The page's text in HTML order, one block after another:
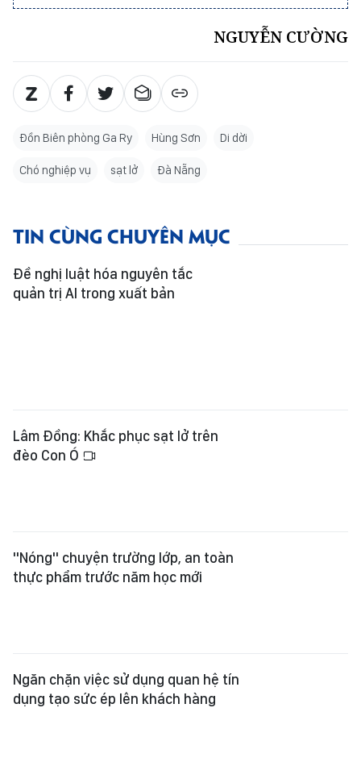
NGUYỄN CƯỜNG
Đồn Biên phòng Ga Ry Hùng Sơn Di dời
Chó nghiệp vụ sạt lở Đà Nẵng
TIN CÙNG CHUYÊN MỤC
Đề nghị luật hóa nguyên tắc
quản trị AI trong xuất bản
Lâm Đồng: Khắc phục sạt lở trên
đèo Con Ó
"Nóng" chuyện trường lớp, an toàn
thực phẩm trước năm học mới
Ngăn chặn việc sử dụng quan hệ tín
dụng tạo sức ép lên khách hàng